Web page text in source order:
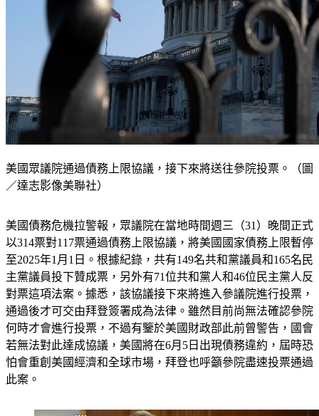
美國眾議院通過債務上限協議，接下來將送往參院投票。（圖
／達志影像美聯社）
美國債務危機拉警報，眾議院在當地時間週三（31）晚間正式
以314票對117票通過債務上限協議，將美國國家債務上限暫停
至2025年1月1日。根據紀錄，共有149名共和黨議員和165名民
主黨議員投下贊成票，另外有71位共和黨人和46位民主黨人反
對票這項法案。據悉，該協議接下來將進入參議院進行投票，
通過後才可交由拜登簽署成為法律。雖然目前尚無法確認參院
何時才會進行投票，不過有鑒於美國財政部此前曾警告，國會
若無法對此達成協議，美國將在6月5日出現債務違約，屆時恐
怕會重創美國經濟和全球市場，拜登也呼籲參院盡速投票通過
此案。